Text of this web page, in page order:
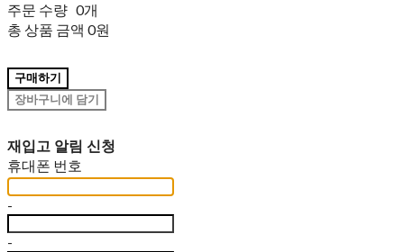
주문 수량 0개
총 상품 금액 0원
구매하기
장바구니에 담기
재입고 알림 신청
휴대폰 번호
-
-